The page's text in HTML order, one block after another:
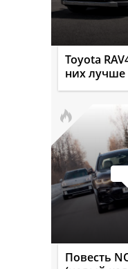
Toyota
них лучше
Повесть